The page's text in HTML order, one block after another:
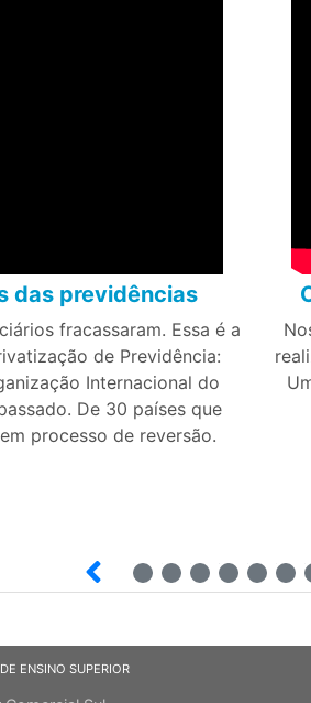
das previdências
fracassaram. Essa é a
de Previdência:
Internacional do
De 30 países que
processo de reversão.
ENSINO SUPERIOR